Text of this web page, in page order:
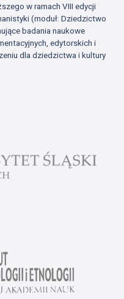
w ramach VIII edycji
(moduł: Dziedzictwo
badania naukowe
edytorskich i
dla dziedzictwa i kultury